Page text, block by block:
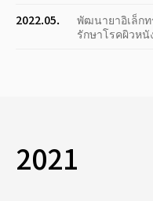
2022.05.
พัฒนายาอิเล็กท
รักษาโรคผิวหนั
2021